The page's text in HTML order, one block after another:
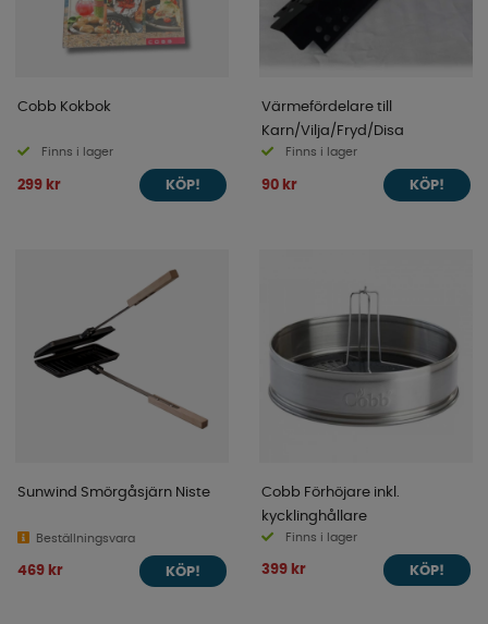
Cobb Kokbok
Finns i lager
299 kr KÖP!
Värmefördelare till
Karn/Vilja/Fryd/Disa
Finns i lager
90 kr KÖP!
Sunwind Smörgåsjärn Niste
Beställningsvara
469 kr KÖP!
Cobb Förhöjare inkl.
kycklinghållare
Finns i lager
399 kr KÖP!